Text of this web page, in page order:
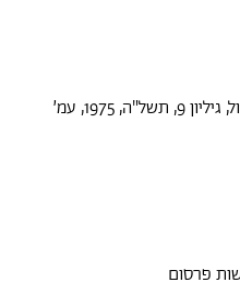
ציור ופיסול, גיליון 9, תשל"ה, 1975, עמ׳
פרסום